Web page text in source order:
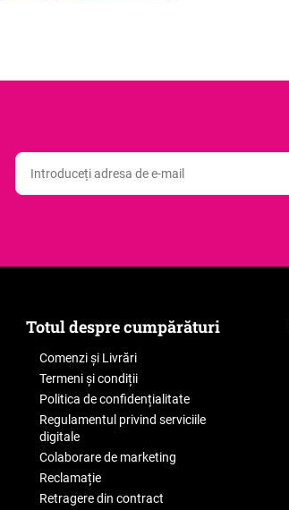
Totul despre cumpărături
Comenzi și Livrări
Termeni și condiții
Politica de confidențialitate
Regulamentul privind serviciile
digitale
Colaborare de marketing
Reclamație
Retragere din contract